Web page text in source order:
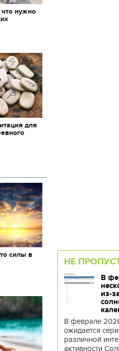
нужно
для
силы в
НЕ
В
из-
В феврале
ожидается
различной
активности